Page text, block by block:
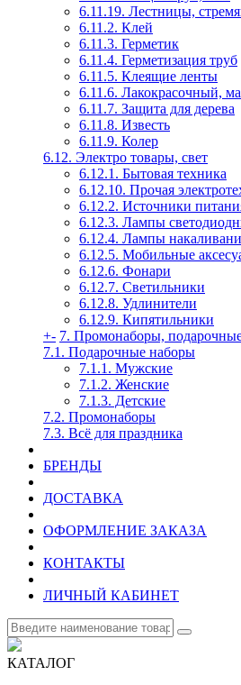
6.11.19. Лестницы,
6.11.2. Клей
6.11.3. Герметик
6.11.4. Герметизация труб
6.11.5. Клеящие ленты
6.11.6. Лакокрасочный,
6.11.7. Защита для дерева
6.11.8. Известь
6.11.9. Колер
6.12. Электро товары, свет
6.12.1. Бытовая техника
6.12.10. Прочая
6.12.2. Источники
6.12.3. Лампы
6.12.4. Лампы
6.12.5. Мобильные
6.12.6. Фонари
6.12.7. Светильники
6.12.8. Удлинители
6.12.9. Кипятильники
+- 7. Промонаборы,
7.1. Подарочные наборы
7.1.1. Мужские
7.1.2. Женские
7.1.3. Детские
7.2. Промонаборы
7.3. Всё для праздника
БРЕНДЫ
ДОСТАВКА
ОФОРМЛЕНИЕ ЗАКАЗА
КОНТАКТЫ
ЛИЧНЫЙ КАБИНЕТ
КАТАЛОГ